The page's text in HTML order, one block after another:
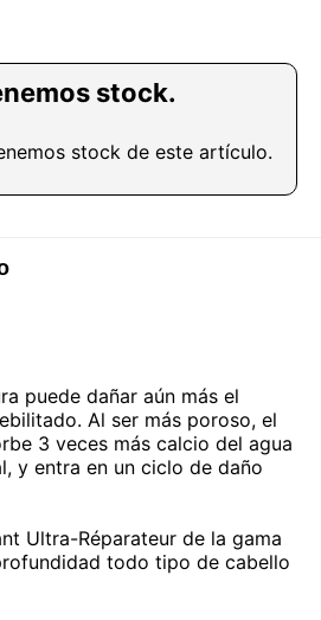
puede dañar aún más el
Al ser más poroso, el
3 veces más calcio del agua
y entra en un ciclo de daño
Ultra-Réparateur de la gama
todo tipo de cabello
stock.
stock de este artículo.